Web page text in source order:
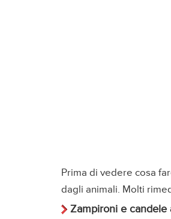
Prima di vedere cosa
dagli animali. Molti
Zampironi e candele